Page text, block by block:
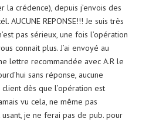
la crédence), depuis j’envois des
AUCUNE REPONSE!!! Je suis très
pas sérieux, une fois l’opération
connait plus. J’ai envoyé au
lettre recommandée avec A.R le
sans réponse, aucune
dès que l’opération est
vu cela, ne même pas
usant, je ne ferai pas de pub. pour